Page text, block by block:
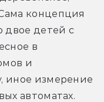
концепция
двое детей с
в
и
иное измерение
автоматах.